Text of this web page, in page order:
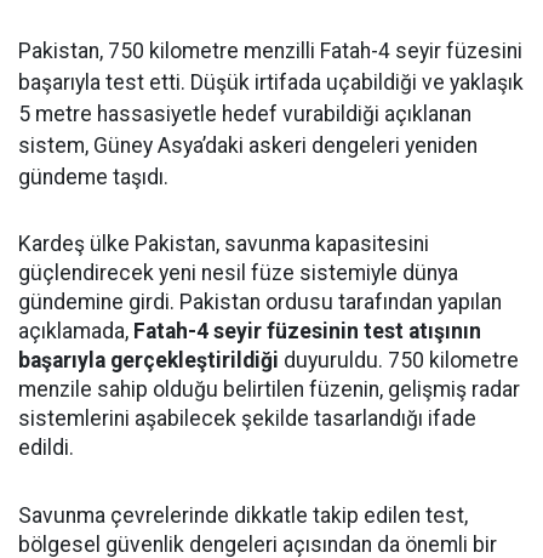
Pakistan, 750 kilometre menzilli Fatah-4 seyir füzesini
başarıyla test etti. Düşük irtifada uçabildiği ve yaklaşık
5 metre hassasiyetle hedef vurabildiği açıklanan
sistem, Güney Asya’daki askeri dengeleri yeniden
gündeme taşıdı.
Kardeş ülke Pakistan, savunma kapasitesini
güçlendirecek yeni nesil füze sistemiyle dünya
gündemine girdi. Pakistan ordusu tarafından yapılan
açıklamada, Fatah-4 seyir füzesinin test atışının
başarıyla gerçekleştirildiği duyuruldu. 750 kilometre
menzile sahip olduğu belirtilen füzenin, gelişmiş radar
sistemlerini aşabilecek şekilde tasarlandığı ifade
edildi.
Savunma çevrelerinde dikkatle takip edilen test,
bölgesel güvenlik dengeleri açısından da önemli bir